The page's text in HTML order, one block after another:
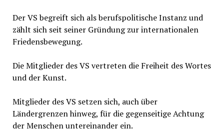
Der VS begreift sich als berufspolitische Instanz und
zählt sich seit seiner Gründung zur internationalen
Friedensbewegung.
Die Mitglieder des VS vertreten die Freiheit des Wortes
und der Kunst.
Mitglieder des VS setzen sich, auch über
Ländergrenzen hinweg, für die gegenseitige Achtung
der Menschen untereinander ein.